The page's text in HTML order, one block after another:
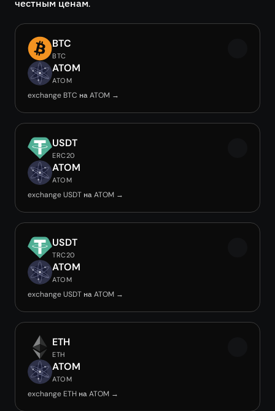
честным ценам.
BTC
BTC
ATOM
ATOM
exchange BTC на ATOM →
USDT
ERC20
ATOM
ATOM
exchange USDT на ATOM →
USDT
TRC20
ATOM
ATOM
exchange USDT на ATOM →
ETH
ETH
ATOM
ATOM
exchange ETH на ATOM →